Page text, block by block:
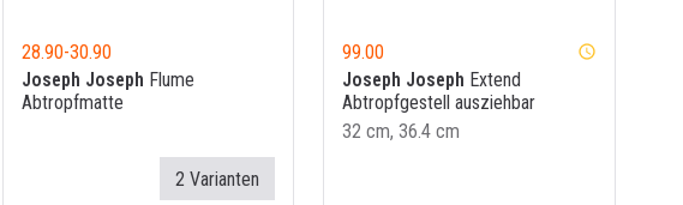
28.90-30.90
Joseph Joseph Flume
Abtropfmatte
2 Varianten
99.00 watch_later
Joseph Joseph Extend
Abtropfgestell ausziehbar
32 cm, 36.4 cm